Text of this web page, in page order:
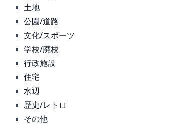
土地
公園/道路
文化/スポーツ
学校/廃校
行政施設
住宅
水辺
歴史/レトロ
その他